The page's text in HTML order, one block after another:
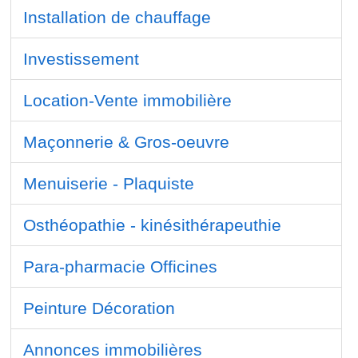
Installation de chauffage
Investissement
Location-Vente immobilière
Maçonnerie & Gros-oeuvre
Menuiserie - Plaquiste
Osthéopathie - kinésithérapeuthie
Para-pharmacie Officines
Peinture Décoration
Annonces immobilières